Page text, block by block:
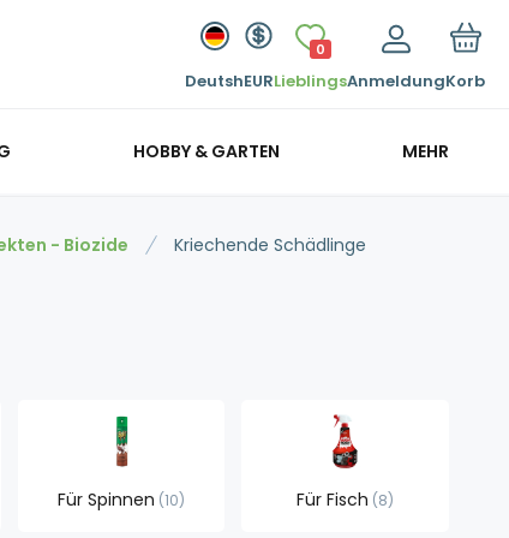
DeutshEUR
0
LieblingsAnmeldungKorb
HOBBY & GARTEN MEHR
- Biozide Kriechende Schädlinge
Für Spinnen 10 Für Fisch 8